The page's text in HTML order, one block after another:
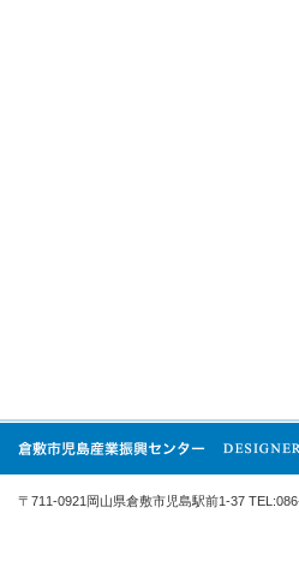
〒711-0921岡山県倉敷市児島駅前1-37